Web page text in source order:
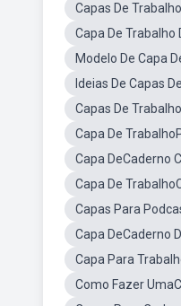
Capas De
Capa De Trabalho
Modelo De Capa
Ideias De Capas
Capas De
Capa De
Capa DeCaderno
Capa De
Capas Para
Capa DeCaderno
Capa Para
Como Fazer